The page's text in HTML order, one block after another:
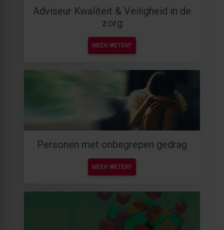
Adviseur Kwaliteit & Veiligheid in de
zorg
MEER WETEN?
Personen met onbegrepen gedrag
MEER WETEN?